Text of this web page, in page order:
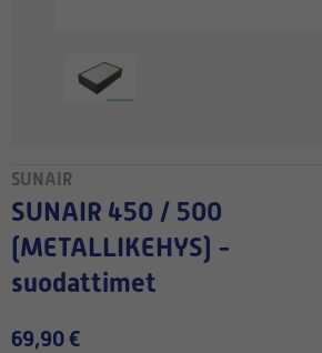
SUNAIR
SUNAIR 450 / 500
(METALLIKEHYS) -
suodattimet
69,90 €